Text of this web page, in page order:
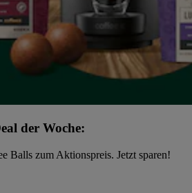
der Woche:
Balls zum Aktionspreis. Jetzt sparen!